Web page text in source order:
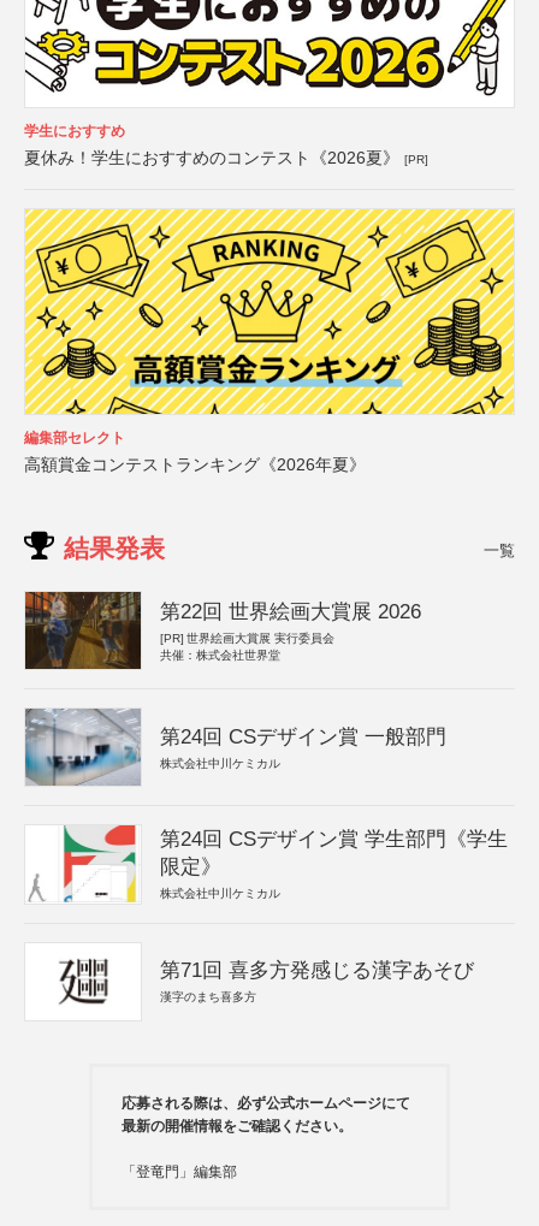
学生におすすめ
夏休み！学生におすすめのコンテスト《2026夏》 [PR]
編集部セレクト
高額賞金コンテストランキング《2026年夏》
結果発表 一覧
第22回 世界絵画大賞展 2026
[PR] 世界絵画大賞展 実行委員会
共催：株式会社世界堂
第24回 CSデザイン賞 一般部門
株式会社中川ケミカル
第24回 CSデザイン賞 学生部門《学生
限定》
株式会社中川ケミカル
第71回 喜多方発感じる漢字あそび
漢字のまち喜多方
応募される際は、必ず公式ホームページにて
最新の開催情報をご確認ください。
「登竜門」編集部